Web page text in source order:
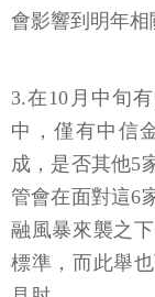
會影響到明年相
3.在10月中旬
中，僅有中信
成，是否其他5
管會在面對這6
融風暴來襲之
標準，而此舉